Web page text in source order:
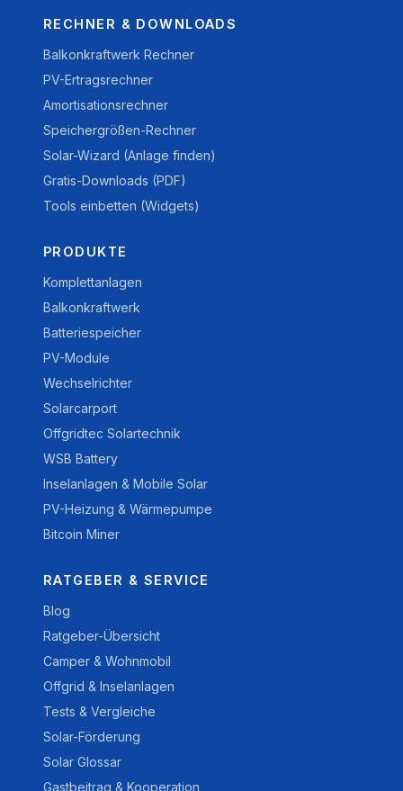
RECHNER & DOWNLOADS
Balkonkraftwerk Rechner
PV-Ertragsrechner
Amortisationsrechner
Speichergrößen-Rechner
Solar-Wizard (Anlage finden)
Gratis-Downloads (PDF)
Tools einbetten (Widgets)
PRODUKTE
Komplettanlagen
Balkonkraftwerk
Batteriespeicher
PV-Module
Wechselrichter
Solarcarport
Offgridtec Solartechnik
WSB Battery
Inselanlagen & Mobile Solar
PV-Heizung & Wärmepumpe
Bitcoin Miner
RATGEBER & SERVICE
Blog
Ratgeber-Übersicht
Camper & Wohnmobil
Offgrid & Inselanlagen
Tests & Vergleiche
Solar-Förderung
Solar Glossar
Gastbeitrag & Kooperation